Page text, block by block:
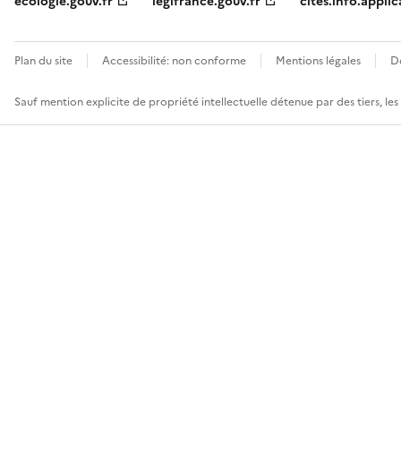
Plan du site Accessibilité: non conforme Mentions légales
Sauf mention explicite de propriété intellectuelle détenue par des tiers,